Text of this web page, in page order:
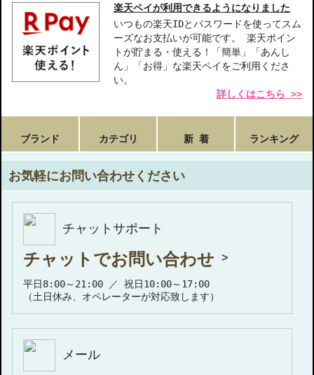
楽天ペイが利用できるようになりました
いつもの楽天IDとパスワードを使ってスム
ーズなお支払いが可能です。 楽天ポイン
トが貯まる・使える！「簡単」「あんし
ん」「お得」な楽天ペイをご利用くださ
い。
詳しくはこちら >>
ブランド カテゴリ 新 着 ランキング
お気軽にお問い合わせください
チャットサポート
チャットでお問い合わせ
平日8:00～21:00 ／ 祝日10:00～17:00
（土日休み、オペレーターが対応致します）
メール